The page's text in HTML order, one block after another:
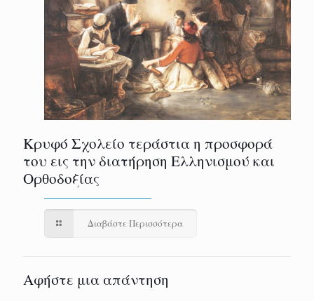
Κρυφό Σχολείο τεράστια η προσφορά
του εις την διατήρηση Ελληνισμού και
Ορθοδοξίας
Διαβάστε Περισσότερα
Αφήστε μια απάντηση